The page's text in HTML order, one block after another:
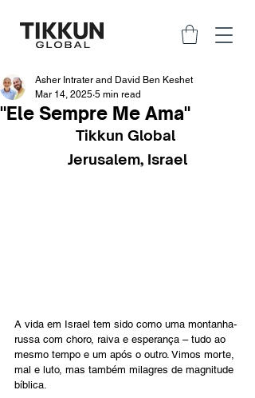
"Ele Sempre Me Ama"
Asher Intrater and David Ben Keshet
Mar 14, 2025 5 min read
Tikkun Global
Jerusalem, Israel
A vida em Israel tem sido como uma montanha-
russa com choro, raiva e esperança – tudo ao
mesmo tempo e um após o outro. Vimos morte,
mal e luto, mas também milagres de magnitude
bíblica.